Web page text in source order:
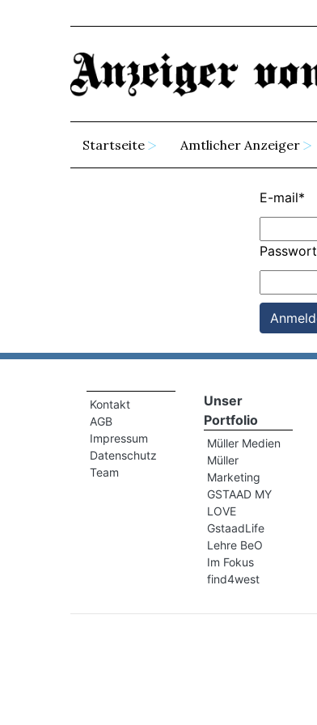
Startseite Amtlicher Anzeiger
E-mail*
Passwort
Kontakt
AGB
Impressum
Datenschutz
Team
Unser
Portfolio
Müller Medien
Müller
Marketing
GSTAAD MY
LOVE
GstaadLife
Lehre BeO
Im Fokus
find4west